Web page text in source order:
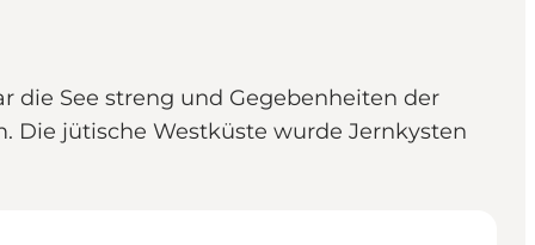
die See streng und Gegebenheiten der
Die jütische Westküste wurde Jernkysten